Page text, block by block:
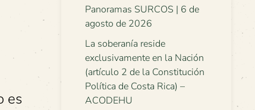
es
Panoramas SURCOS | 6 de
agosto de 2026
La soberanía reside
exclusivamente en la Nación
(artículo 2 de la Constitución
Política de Costa Rica) –
ACODEHU